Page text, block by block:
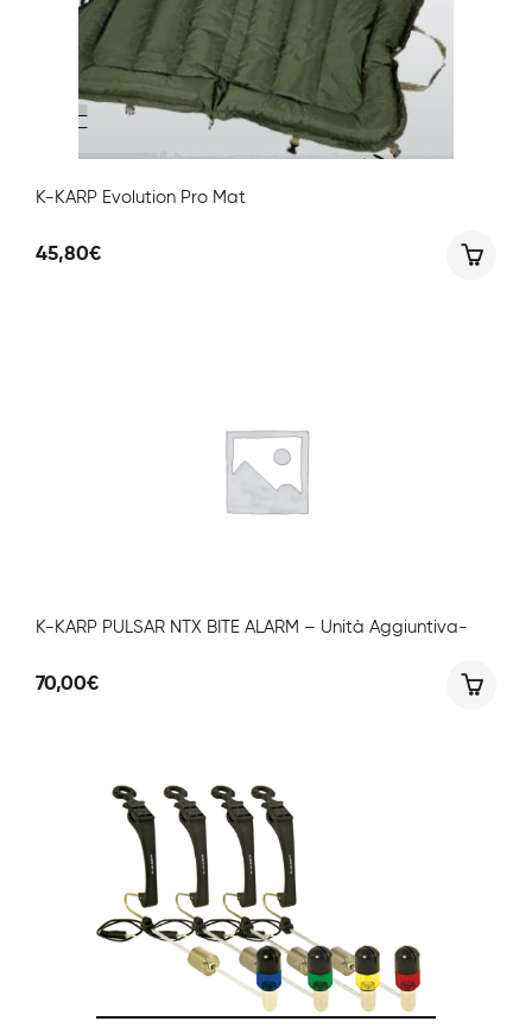
K-KARP Evolution Pro Mat
45,80€
K-KARP PULSAR NTX BITE ALARM – Unità Aggiuntiva-
70,00€